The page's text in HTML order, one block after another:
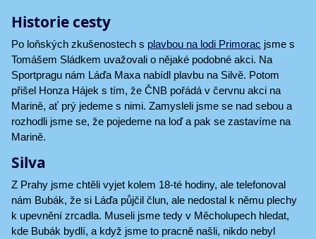
Historie cesty
Po loňských zkušenostech s plavbou na lodi Primorac jsme s
Tomášem Sládkem uvažovali o nějaké podobné akci. Na
Sportpragu nám Láďa Maxa nabídl plavbu na Silvě. Potom
přišel Honza Hájek s tím, že ČNB pořádá v červnu akci na
Marině, ať prý jedeme s nimi. Zamysleli jsme se nad sebou a
rozhodli jsme se, že pojedeme na loď a pak se zastavíme na
Marině.
Silva
Z Prahy jsme chtěli vyjet kolem 18-té hodiny, ale telefonoval
nám Bubák, že si Láďa půjčil člun, ale nedostal k němu plechy
k upevnění zrcadla. Museli jsme tedy v Měcholupech hledat,
kde Bubák bydlí, a když jsme to pracně našli, nikdo nebyl